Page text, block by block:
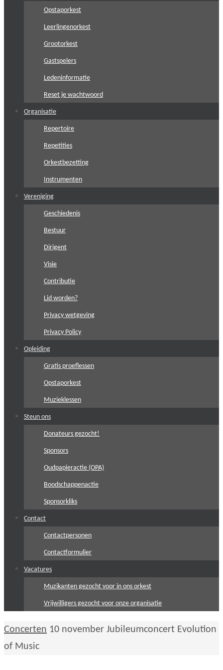
Opstaporkest
Leerlingenorkest
Grootorkest
Gastspelers
Ledeninformatie
Reset je wachtwoord
Organisatie
Repertoire
Repetities
Orkestbezetting
Instrumenten
Vereniging
Geschiedenis
Bestuur
Dirigent
Visie
Contributie
Lid worden?
Privacy wetgeving
Privacy Policy
Opleiding
Gratis proeflessen
Opstaporkest
Muzieklessen
Steun ons
Donateurs gezocht!
Sponsors
Oudpapieractie (OPA)
Boodschappenactie
Sponsorkliks
Contact
Contactpersonen
Contactformulier
Vacatures
Muzikanten gezocht voor in ons orkest
Vrijwilligers gezocht voor onze organisatie
Home
Concerten 10 november Jubileumconcert Evolution
of Music